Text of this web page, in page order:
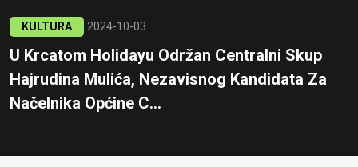
KULTURA 2024-10-03
U Krcatom Holidayu Održan Centralni Skup
Hajrudina Mulića, Nezavisnog Kandidata Za
Načelnika Općine C...